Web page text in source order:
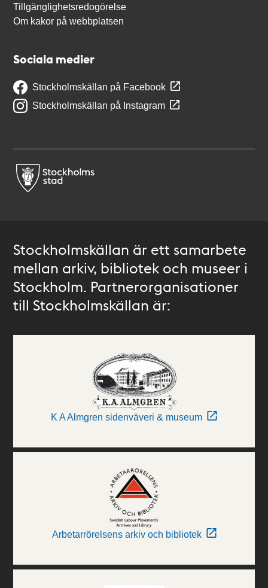
Tillgänglighetsredogörelse
Om kakor på webbplatsen
Sociala medier
Stockholmskällan på Facebook
Stockholmskällan på Instagram
Stockholmskällan är ett samarbete
mellan arkiv, bibliotek och museer i
Stockholm. Partnerorganisationer
till Stockholmskällan är:
K A Almgren sidenväveri & museum
Arbetarrörelsens arkiv och bibliotek